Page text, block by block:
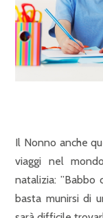
Il Nonno anche
viaggi nel
natalizia: ”Babbo
basta munirsi di